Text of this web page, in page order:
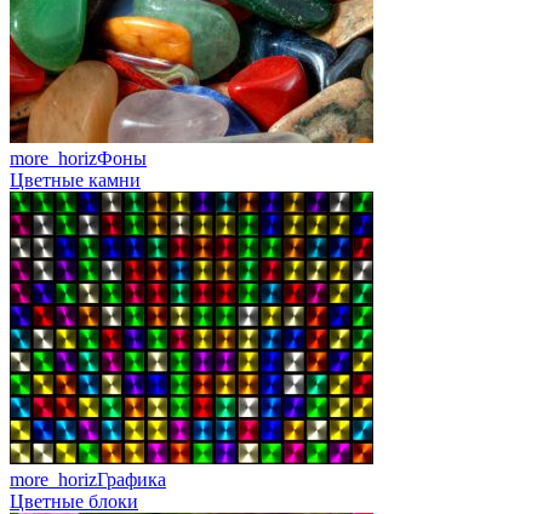
more_horizФоны
Цветные камни
more_horizГрафика
Цветные блоки